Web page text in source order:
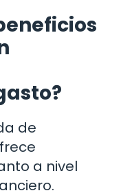
de
a nivel